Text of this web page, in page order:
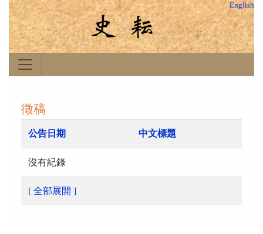
English
徵稿
公告日期 中文標題
沒有紀錄
[ 全部展開 ]